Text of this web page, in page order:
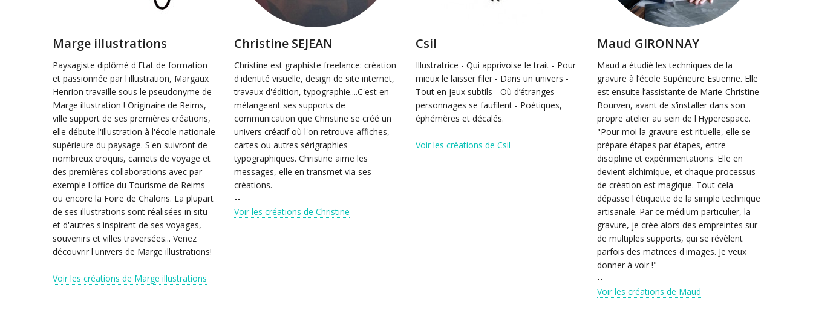
Marge illustrations
Paysagiste diplômé d'Etat de formation
et passionnée par l'illustration, Margaux
Henrion travaille sous le pseudonyme de
Marge illustration ! Originaire de Reims,
ville support de ses premières créations,
elle débute l'illustration à l'école nationale
supérieure du paysage. S'en suivront de
nombreux croquis, carnets de voyage et
des premières collaborations avec par
exemple l'office du Tourisme de Reims
ou encore la Foire de Chalons. La plupart
de ses illustrations sont réalisées in situ
et d'autres s'inspirent de ses voyages,
souvenirs et villes traversées... Venez
découvrir l'univers de Marge illustrations!
--
Voir les créations de Marge illustrations
Christine SEJEAN
Christine est graphiste freelance: création
d'identité visuelle, design de site internet,
travaux d'édition, typographie....C'est en
mélangeant ses supports de
communication que Christine se créé un
univers créatif où l'on retrouve affiches,
cartes ou autres sérigraphies
typographiques. Christine aime les
messages, elle en transmet via ses
créations.
--
Voir les créations de Christine
Csil
Illustratrice - Qui apprivoise le trait - Pour
mieux le laisser filer - Dans un univers -
Tout en jeux subtils - Où d’étranges
personnages se faufilent - Poétiques,
éphémères et décalés.
--
Voir les créations de Csil
Maud GIRONNAY
Maud a étudié les techniques de la
gravure à l’école Supérieure Estienne. Elle
est ensuite l’assistante de Marie-Christine
Bourven, avant de s’installer dans son
propre atelier au sein de l'Hyperespace.
"Pour moi la gravure est rituelle, elle se
prépare étapes par étapes, entre
discipline et expérimentations. Elle en
devient alchimique, et chaque processus
de création est magique. Tout cela
dépasse l'étiquette de la simple technique
artisanale. Par ce médium particulier, la
gravure, je crée alors des empreintes sur
de multiples supports, qui se révèlent
parfois des matrices d'images. Je veux
donner à voir !"
--
Voir les créations de Maud